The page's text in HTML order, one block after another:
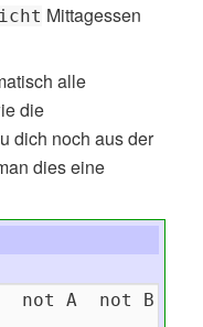
Mittagessen
alle
die
dich noch aus der
dies eine